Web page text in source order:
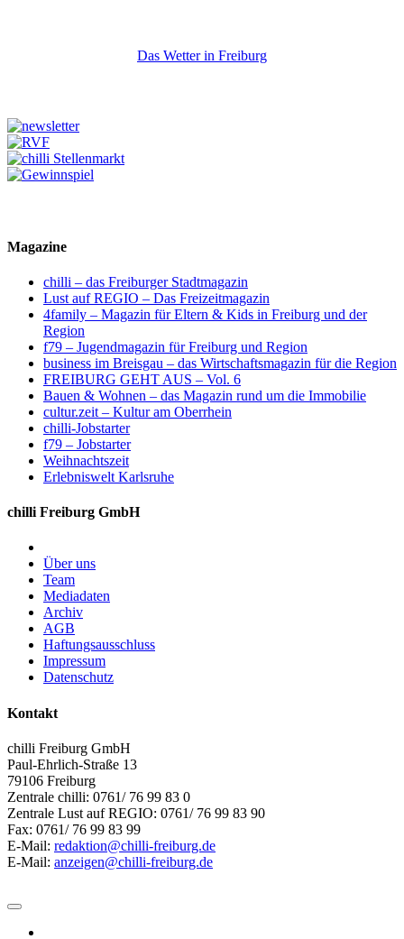
Das Wetter in Freiburg
Magazine
chilli – das Freiburger Stadtmagazin
Lust auf REGIO – Das Freizeitmagazin
4family – Magazin für Eltern & Kids in Freiburg und der
Region
f79 – Jugendmagazin für Freiburg und Region
business im Breisgau – das Wirtschaftsmagazin für die Region
FREIBURG GEHT AUS – Vol. 6
Bauen & Wohnen – das Magazin rund um die Immobilie
cultur.zeit – Kultur am Oberrhein
chilli-Jobstarter
f79 – Jobstarter
Weihnachtszeit
Erlebniswelt Karlsruhe
chilli Freiburg GmbH
Über uns
Team
Mediadaten
Archiv
AGB
Haftungsausschluss
Impressum
Datenschutz
Kontakt
chilli Freiburg GmbH
Paul-Ehrlich-Straße 13
79106 Freiburg
Zentrale chilli: 0761/ 76 99 83 0
Zentrale Lust auf REGIO: 0761/ 76 99 83 90
Fax: 0761/ 76 99 83 99
E-Mail: redaktion@chilli-freiburg.de
E-Mail: anzeigen@chilli-freiburg.de